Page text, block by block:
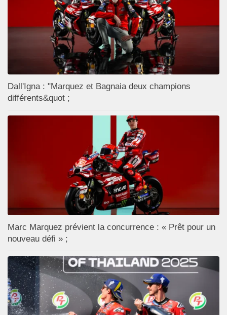
Dall'Igna : "Marquez et Bagnaia deux champions
différents&quot ;
Marc Marquez prévient la concurrence : « Prêt pour un
nouveau défi » ;